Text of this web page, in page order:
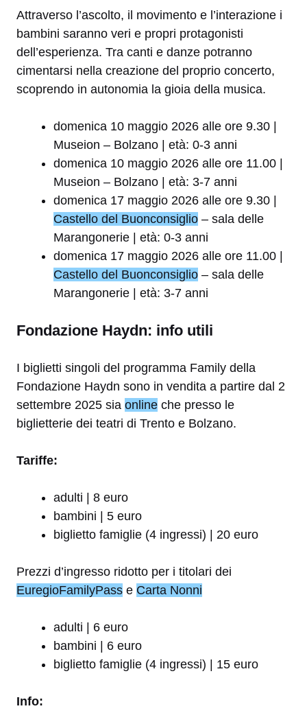
Attraverso l’ascolto, il movimento e l’interazione i
bambini saranno veri e propri protagonisti
dell’esperienza. Tra canti e danze potranno
cimentarsi nella creazione del proprio concerto,
scoprendo in autonomia la gioia della musica.
domenica 10 maggio 2026 alle ore 9.30 |
Museion – Bolzano | età: 0-3 anni
domenica 10 maggio 2026 alle ore 11.00 |
Museion – Bolzano | età: 3-7 anni
domenica 17 maggio 2026 alle ore 9.30 |
Castello del Buonconsiglio – sala delle
Marangonerie | età: 0-3 anni
domenica 17 maggio 2026 alle ore 11.00 |
Castello del Buonconsiglio – sala delle
Marangonerie | età: 3-7 anni
Fondazione Haydn: info utili
I biglietti singoli del programma Family della
Fondazione Haydn sono in vendita a partire dal 2
settembre 2025 sia online che presso le
biglietterie dei teatri di Trento e Bolzano.
Tariffe:
adulti | 8 euro
bambini | 5 euro
biglietto famiglie (4 ingressi) | 20 euro
Prezzi d’ingresso ridotto per i titolari dei
EuregioFamilyPass e Carta Nonni
adulti | 6 euro
bambini | 6 euro
biglietto famiglie (4 ingressi) | 15 euro
Info: